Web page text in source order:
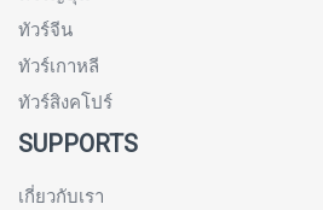
ทัวร์จีน
ทัวร์เกาหลี
ทัวร์สิงคโปร์
SUPPORTS
เกี่ยวกับเรา